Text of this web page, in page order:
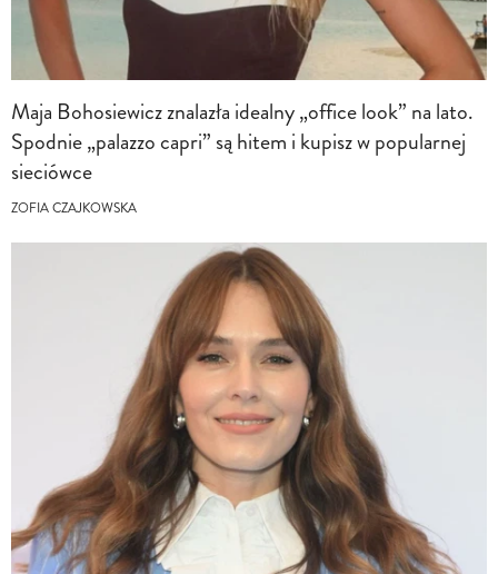
Maja Bohosiewicz znalazła idealny „office look” na lato.
Spodnie „palazzo capri” są hitem i kupisz w popularnej
sieciówce
ZOFIA CZAJKOWSKA